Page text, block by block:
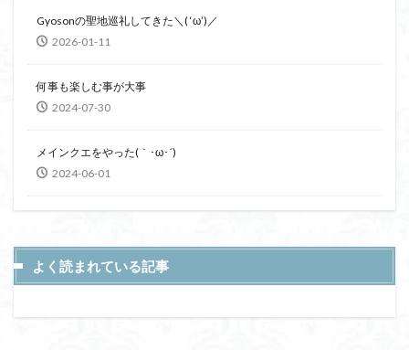
Gyosonの聖地巡礼してきた＼( ‘ω’)／
2026-01-11
何事も楽しむ事が大事
2024-07-30
メインクエをやった(｀･ω･´)
2024-06-01
よく読まれている記事